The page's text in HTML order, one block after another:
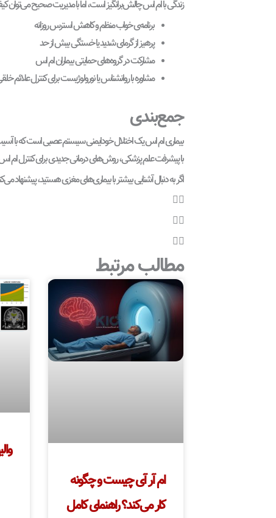
زندگی با ام اس چالش‌برانگیز است، اما با مدیریت صحیح می‌توان
برنامه‌ی خواب منظم و کاهش استرس روزانه
پرهیز از گرمای شدید یا خستگی بیش از حد
مشارکت در گروه‌های حمایتی بیماران ام اس
مشاوره با روانشناس یا نورولوژیست برای کنترل علائم
جمع‌بندی
بیماری ام اس یک اختلال خودایمنی سیستم عصبی است که با
با پیشرفت علم پزشکی، روش‌های درمانی جدیدی برای کنترل ام اس
اگر به دنبال آشنایی بیشتر با بیماری‌های مغزی هستید، پیشنهاد
👈🏼
👈🏼
👈🏼
مطالب مرتبط
ام آر آی چیست و چگونه
کار می‌کند؟ راهنمای کامل